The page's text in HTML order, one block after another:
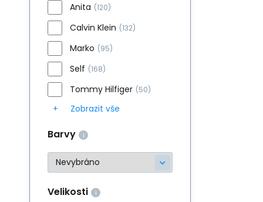
Anita (120)
Calvin Klein (132)
Marko (95)
Self (168)
Tommy Hilfiger (50)
Zobrazit vše
Barvy
Velikosti